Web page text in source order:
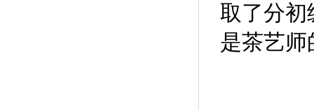
取了分初
是茶艺师